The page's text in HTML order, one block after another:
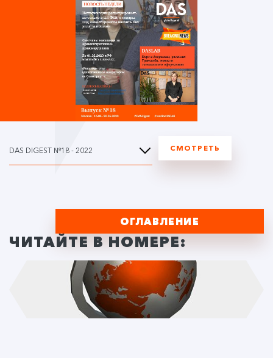
DAS DIGEST №18 - 2022 СМОТРЕТЬ
ОГЛАВЛЕНИЕ
ЧИТАЙТЕ В НОМЕРЕ: